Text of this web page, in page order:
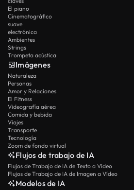
El piano
Cinematográfico
suave
electrónica
Ambientes
Strings
Trompeta acústica
Imágenes
Naturaleza
Personas
Amor y Relaciones
El Fitness
Videografía aérea
Comida y bebida
Viajes
Transporte
Tecnología
Zoom de fondo virtual
Flujos de trabajo de IA
Flujos de Trabajo de IA de Texto a Vídeo
Flujos de Trabajo de IA de Imagen a Vídeo
Modelos de IA